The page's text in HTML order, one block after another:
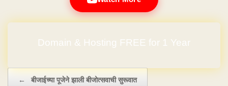
Domain & Hosting FREE for 1 Year
← बीजाईच्या पूजेने झाली बीजोत्सवाची सुरूवात